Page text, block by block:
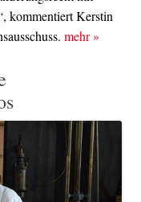
kommentiert Kerstin
mehr»